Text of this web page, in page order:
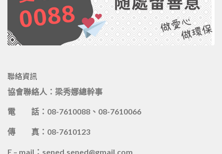
聯絡資訊
協會聯絡人：梁秀娜總幹事
電 話：08-7610088、08-7610066
傳 真：08-7610123
E – mail：sened.sened@gmail.com